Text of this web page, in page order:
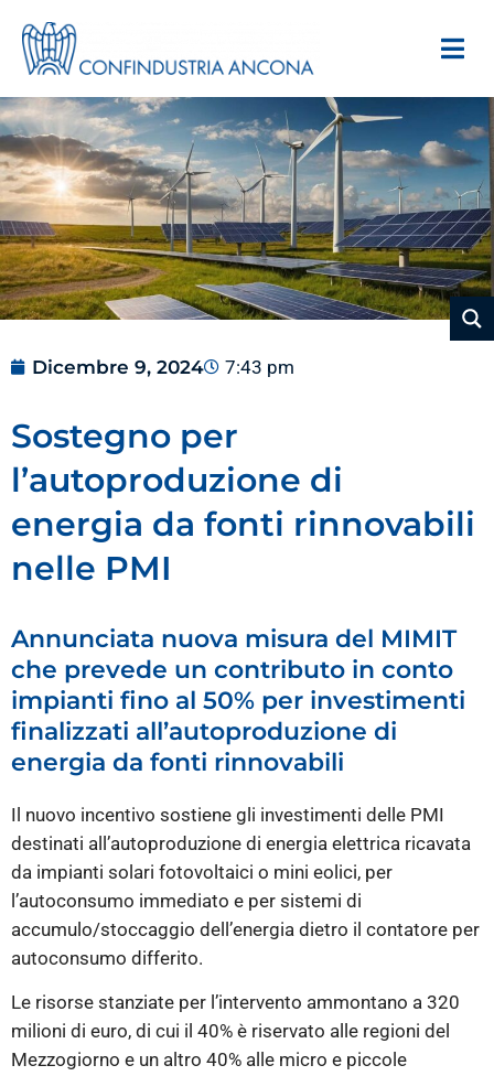
Dicembre 9, 2024 7:43 pm
Sostegno per
l’autoproduzione di
energia da fonti rinnovabili
nelle PMI
Annunciata nuova misura del MIMIT
che prevede un contributo in conto
impianti fino al 50% per investimenti
finalizzati all’autoproduzione di
energia da fonti rinnovabili
Il nuovo incentivo sostiene gli investimenti delle PMI
destinati all’autoproduzione di energia elettrica ricavata
da impianti solari fotovoltaici o mini eolici, per
l’autoconsumo immediato e per sistemi di
accumulo/stoccaggio dell’energia dietro il contatore per
autoconsumo differito.
Le risorse stanziate per l’intervento ammontano a 320
milioni di euro, di cui il 40% è riservato alle regioni del
Mezzogiorno e un altro 40% alle micro e piccole